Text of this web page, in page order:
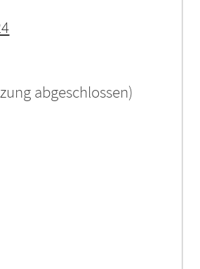
abgeschlossen)